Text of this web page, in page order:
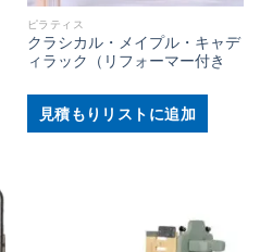
ピラティス
クラシカル・メイプル・キャデ
ィラック（リフォーマー付き
見積もりリストに追加